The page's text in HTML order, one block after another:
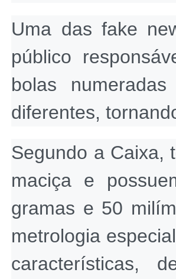
Uma das fake
público
bolas
diferentes,
Segundo a Caixa,
maciça e
gramas e 50
metrologia
características,